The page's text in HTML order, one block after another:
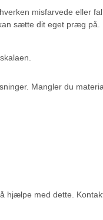
misfarvede eller
sætte dit eget præg på.
Mangler du
hjælpe med dette.